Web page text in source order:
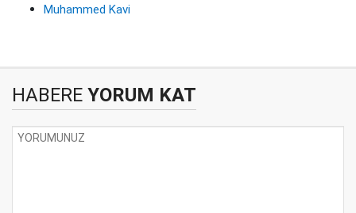
Muhammed Kavi
HABERE YORUM KAT